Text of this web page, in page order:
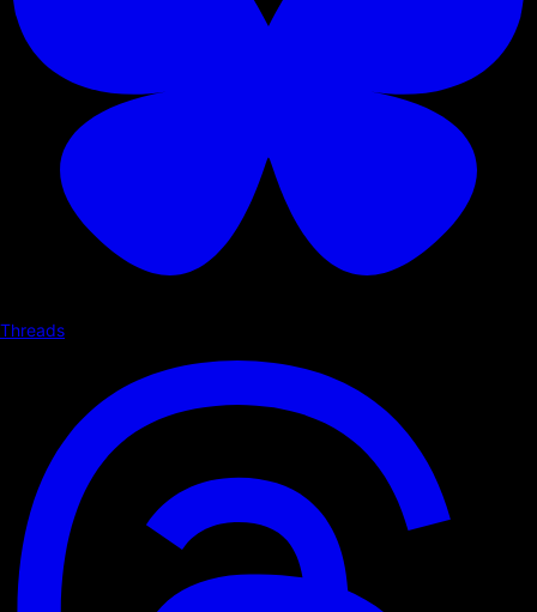
Threads